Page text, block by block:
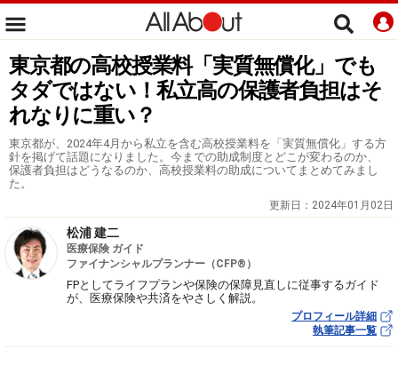
東京都の高校授業料「実質無償化」でも
タダではない！私立高の保護者負担はそ
れなりに重い？
東京都が、2024年4月から私立を含む高校授業料を「実質無償化」する方
針を掲げて話題になりました。今までの助成制度とどこが変わるのか、
保護者負担はどうなるのか、高校授業料の助成についてまとめてみまし
た。
更新日： 2024年01月02日
松浦 建二
医療保険 ガイド
ファイナンシャルプランナー（CFP®）
FPとしてライフプランや保険の保障見直しに従事するガイド
が、医療保険や共済をやさしく解説。
プロフィール詳細
執筆記事一覧